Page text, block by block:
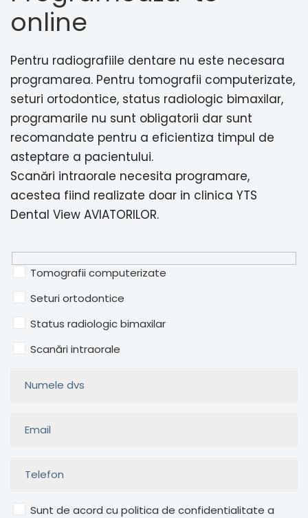
online
Pentru radiografiile dentare nu este necesara
programarea. Pentru tomografii computerizate,
seturi ortodontice, status radiologic bimaxilar,
programarile nu sunt obligatorii dar sunt
recomandate pentru a eficientiza timpul de
asteptare a pacientului.
Scanări intraorale necesita programare,
acestea fiind realizate doar in clinica YTS
Dental View AVIATORILOR.
Tomografii computerizate
Seturi ortodontice
Status radiologic bimaxilar
Scanări intraorale
Sunt de acord cu politica de confidentialitate a